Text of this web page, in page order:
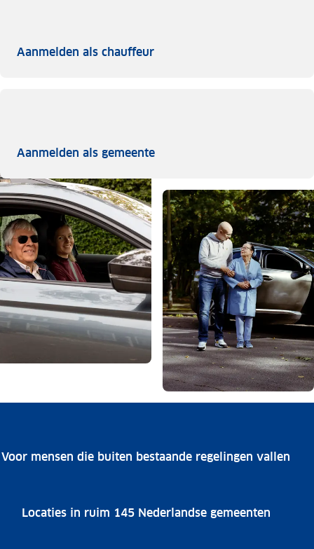
Aanmelden als chauffeurAanmelden als chauffeur
Aanmelden als gemeenteAanmelden als gemeente
Voor mensen die buiten bestaande regelingen vallen
Locaties in ruim 145 Nederlandse gemeenten